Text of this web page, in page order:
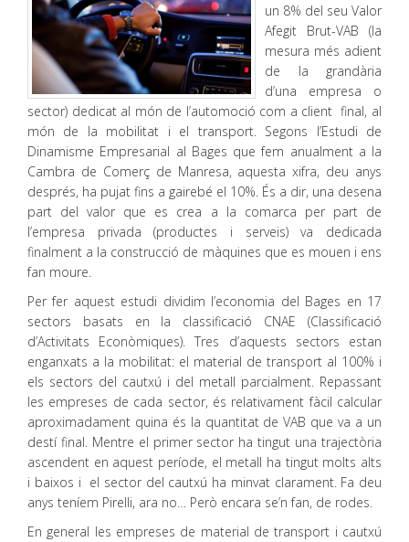
un 8% del seu Valor
Afegit Brut-VAB (la
mesura més adient
de la grandària
d’una empresa o
sector) dedicat al món de l’automoció com a client final, al
món de la mobilitat i el transport. Segons l’Estudi de
Dinamisme Empresarial al Bages que fem anualment a la
Cambra de Comerç de Manresa, aquesta xifra, deu anys
després, ha pujat fins a gairebé el 10%. És a dir, una desena
part del valor que es crea a la comarca per part de
l’empresa privada (productes i serveis) va dedicada
finalment a la construcció de màquines que es mouen i ens
fan moure.
Per fer aquest estudi dividim l’economia del Bages en 17
sectors basats en la classificació CNAE (Classificació
d’Activitats Econòmiques). Tres d’aquests sectors estan
enganxats a la mobilitat: el material de transport al 100% i
els sectors del cautxú i del metall parcialment. Repassant
les empreses de cada sector, és relativament fàcil calcular
aproximadament quina és la quantitat de VAB que va a un
destí final. Mentre el primer sector ha tingut una trajectòria
ascendent en aquest període, el metall ha tingut molts alts
i baixos i el sector del cautxú ha minvat clarament. Fa deu
anys teníem Pirelli, ara no… Però encara se’n fan, de rodes.
En general les empreses de material de transport i cautxú